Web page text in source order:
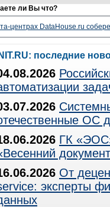
ли Вы что?
центрах DataHouse.ru
последние
ОС
ГК
От
эксперты